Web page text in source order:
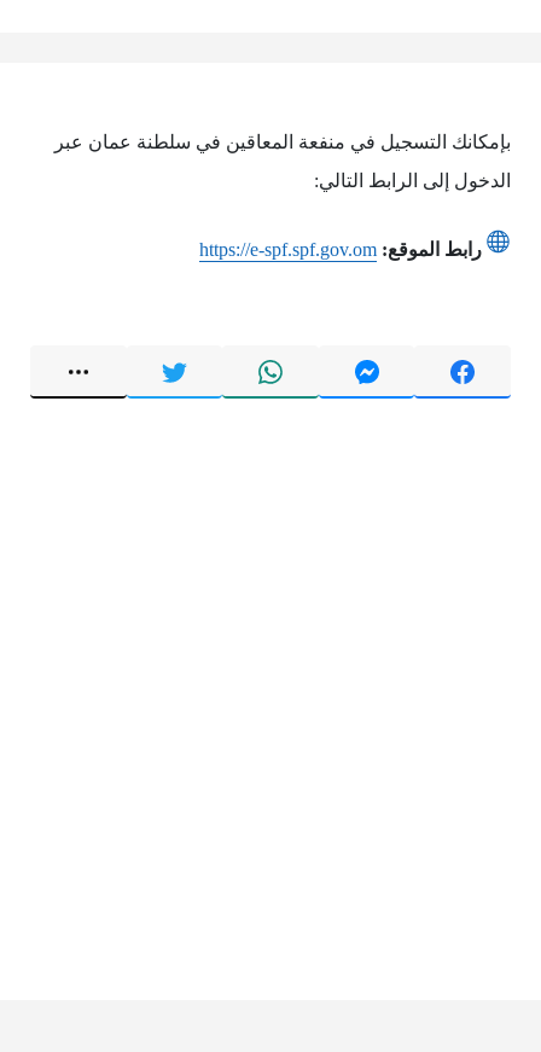
بإمكانك التسجيل في منفعة المعاقين في سلطنة عمان عبر
الدخول إلى الرابط التالي:
رابط الموقع: https://e-spf.spf.gov.om